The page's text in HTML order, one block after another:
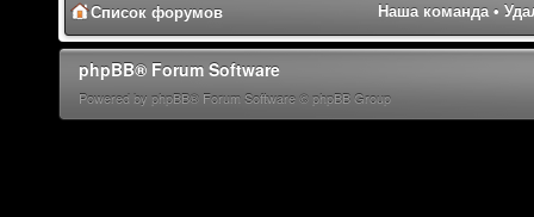
Список форумов Наша команда •
phpBB® Forum Software
Powered by phpBB® Forum Software © phpBB Group